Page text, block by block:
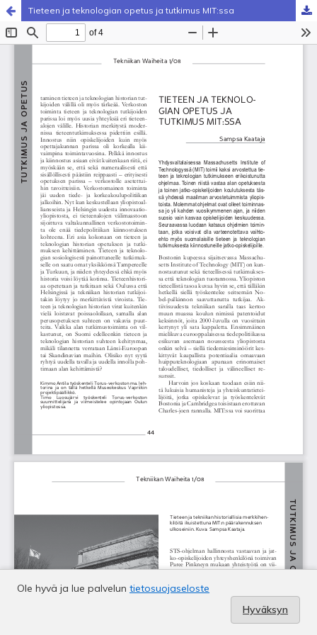
Tieteen ja teknologian opetus ja tutkimus MIT:ssa
Ole hyvä ja lue palvelun tietosuojaseloste
Hyväksyn
Palvelua ylläpitääTieteellisten seurain valtuuskunta